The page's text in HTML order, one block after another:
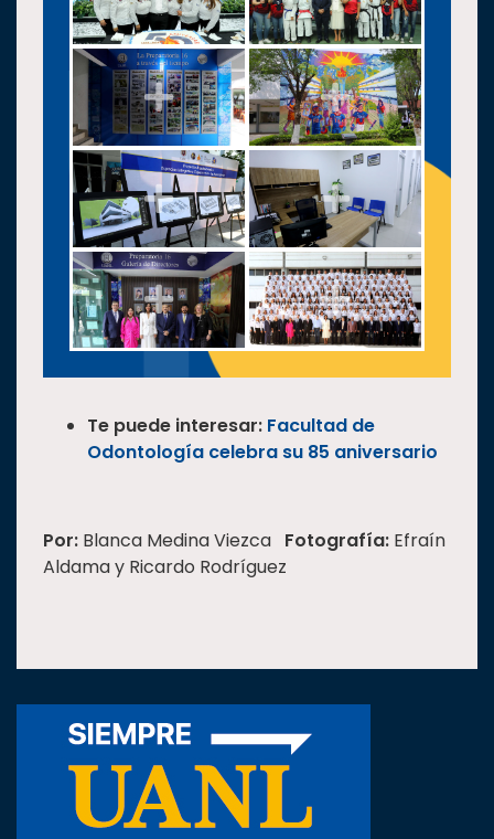
Te puede interesar: Facultad de
Odontología celebra su 85 aniversario
Por: Blanca Medina Viezca Fotografía: Efraín
Aldama y Ricardo Rodríguez